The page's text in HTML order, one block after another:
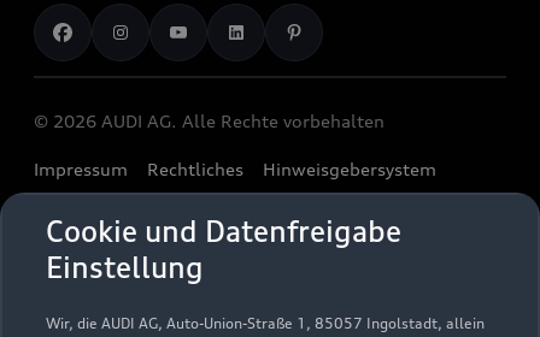
Cookie und Datenfreigabe
Einstellung
Wir, die AUDI AG, Auto-Union-Straße 1, 85057 Ingolstadt, allein
Geschäftskunden
Audi digital services
myAudi
Audi Code
Häufige Fragen (FAQ)
Audi Online Beratung
Online-Terminvereinbarung
Servicekontakt
Bordbuch & Bedienungsanleitungen
Verträge kündigen
Karriere
Datenschutz
Audi erleben
© 2026 AUDI AG. Alle Rechte vorbehalten
Impressum Rechtliches
Hinweisgebersystem
Cookie-Richtlinie
Barrierefreiheit
Digital Services Act